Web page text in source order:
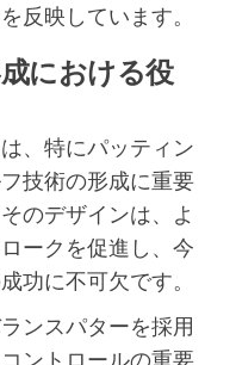
反映しています。
における役
、特にパッティン
技術の形成に重要
のデザインは、よ
ークを促進し、今
功に不可欠です。
ンスパターを採用